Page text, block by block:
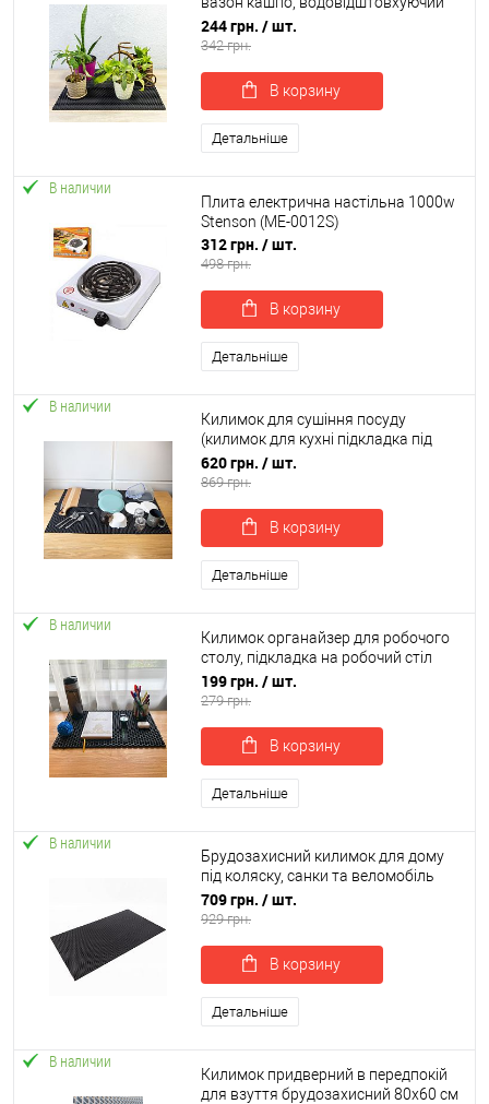
брудозахисний OSPORT 60х40 см (R-
00049)
244 грн. / шт.
342 грн.
В корзину
Детальніше
В наличии
Плита електрична настільна 1000w
Stenson (ME-0012S)
312 грн. / шт.
498 грн.
В корзину
Детальніше
В наличии
Килимок для сушіння посуду
(килимок для кухні підкладка під
мокрий посуд) 100х60 см OSPORT
(R-00057)
620 грн. / шт.
869 грн.
В корзину
Детальніше
В наличии
Килимок органайзер для робочого
столу, підкладка на робочий стіл
50х30 см OSPORT (R-00026)
199 грн. / шт.
279 грн.
В корзину
Детальніше
В наличии
Брудозахисний килимок для дому
під коляску, санки та веломобіль
120х70 см EVA OSPORT (OF-0259)
709 грн. / шт.
929 грн.
В корзину
Детальніше
В наличии
Килимок придверний в передпокій
для взуття брудозахисний 80х60 см